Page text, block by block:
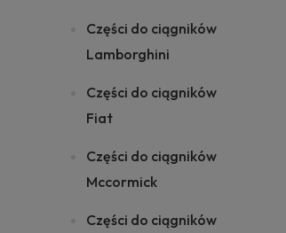
Części do ciągników
Lamborghini
Części do ciągników
Fiat
Części do ciągników
Mccormick
Części do ciągników